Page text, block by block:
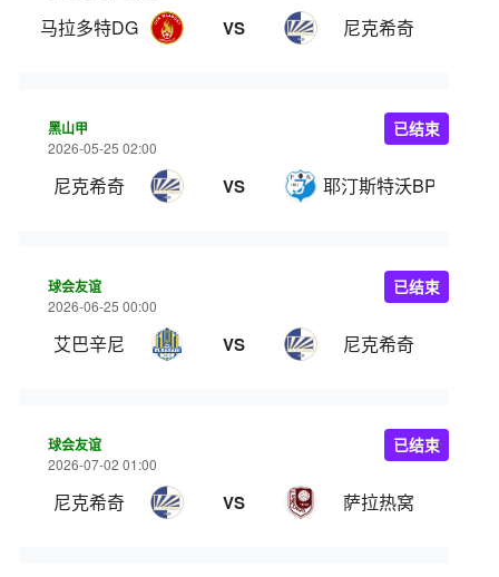
马拉多特DG VS 尼克希奇
黑山甲
2026-05-25 02:00
尼克希奇 VS 耶汀斯特沃BP
已结束
球会友谊
2026-06-25 00:00
艾巴辛尼 VS 尼克希奇
已结束
球会友谊
2026-07-02 01:00
尼克希奇 VS 萨拉热窝
已结束